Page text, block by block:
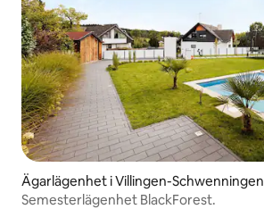
Ägarlägenhet i Villingen-Schwenningen
Semesterlägenhet BlackForest.